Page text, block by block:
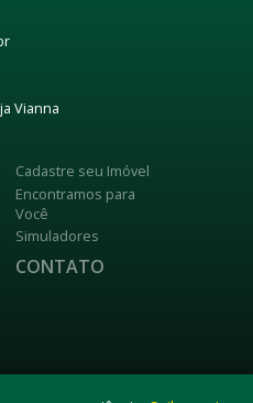
Vianna
Cadastre seu Imóvel
Encontramos para
Você
Simuladores
CONTATO